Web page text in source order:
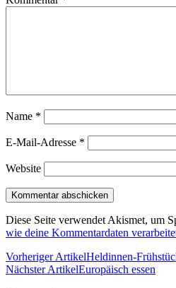
Name *
E-Mail-Adresse *
Website
Diese Seite verwendet Akismet, um
wie deine Kommentardaten
Vorheriger ArtikelHeldinnen-
Nächster ArtikelEuropäisch essen